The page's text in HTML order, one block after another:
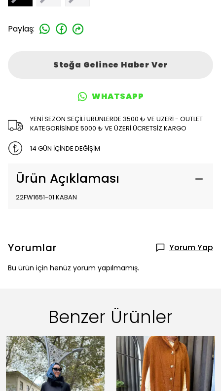
Paylaş:
Stoğa Gelince Haber Ver
WHATSAPP
YENİ SEZON SEÇİLİ ÜRÜNLERDE 3500 ₺ VE ÜZERİ - OUTLET
KATEGORİSİNDE 5000 ₺ VE ÜZERİ ÜCRETSİZ KARGO
14 GÜN İÇİNDE DEĞİŞİM
Ürün Açıklaması
22FW1651-01 KABAN
Yorumlar Yorum Yap
Bu ürün için henüz yorum yapılmamış.
Benzer Ürünler